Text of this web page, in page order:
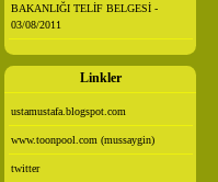
BAKANLIĞI TELİF BELGESİ -
03/08/2011
Linkler
ustamustafa.blogspot.com
www.toonpool.com (mussaygin)
twitter